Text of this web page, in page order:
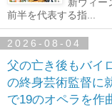
前半を代表する指...
2026-08-04
父の亡き後もバイ
の終身芸術監督に
で19のオペラを作